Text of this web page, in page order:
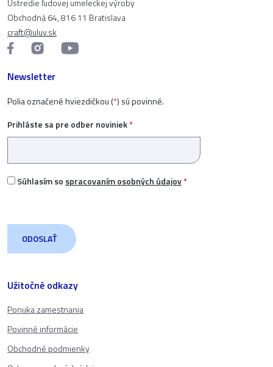
Užitočné odkazy
Ponuka zamestnania
Povinné informácie
Obchodné podmienky
Ústredie ľudovej umeleckej výroby
Obchodná 64, 816 11 Bratislava
craft@uluv.sk
Newsletter
Polia označené hviezdičkou (*) sú povinné.
Prihláste sa pre odber noviniek*
Súhlasím so spracovaním osobných údajov*